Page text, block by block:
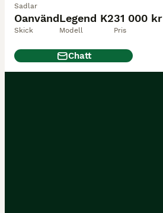
Oanvänd
Skick
Legend K2
Modell
31 000 kr
Pris
Sadlar
Chatt